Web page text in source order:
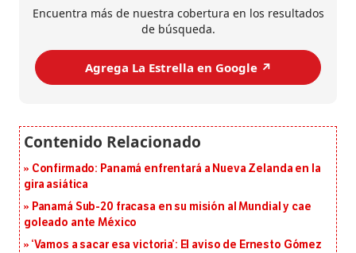
Encuentra más de nuestra cobertura en los resultados
de búsqueda.
Agrega La Estrella en Google ↗️
Confirmado: Panamá enfrentará a Nueva Zelanda en la
gira asiática
Panamá Sub-20 fracasa en su misión al Mundial y cae
goleado ante México
‘Vamos a sacar esa victoria’: El aviso de Ernesto Gómez